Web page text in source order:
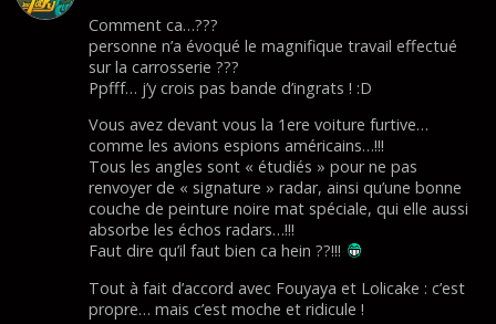
Comment ca…???
personne n’a évoqué le magnifique travail effectué
sur la carrosserie ???
Ppfff… j’y crois pas bande d’ingrats ! :D
Vous avez devant vous la 1ere voiture furtive…
comme les avions espions américains…!!!
Tous les angles sont « étudiés » pour ne pas
renvoyer de « signature » radar, ainsi qu’une bonne
couche de peinture noire mat spéciale, qui elle aussi
absorbe les échos radars…!!!
Faut dire qu’il faut bien ca hein ??!!!
Tout à fait d’accord avec Fouyaya et Lolicake : c’est
propre… mais c’est moche et ridicule !